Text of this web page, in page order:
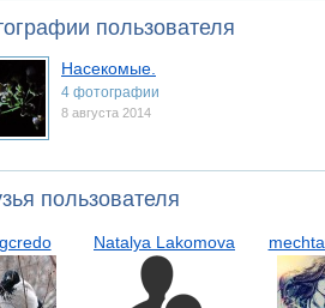
пользователя
Насекомые.
4 фотографии
8 августа 2014
пользователя
Natalya Lakomova